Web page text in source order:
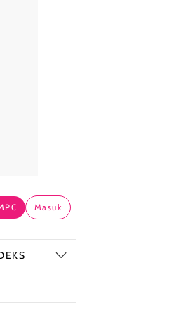
Masuk